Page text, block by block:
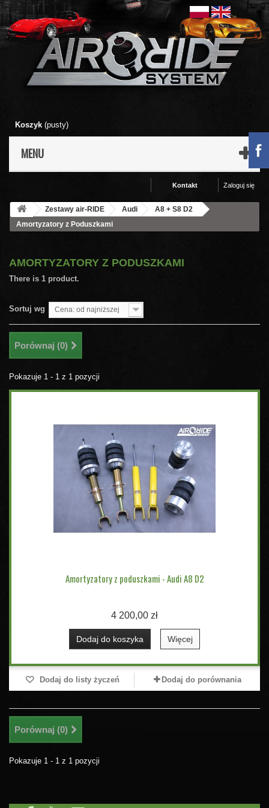
Koszyk (pusty)
MENU
Zaloguj się
Kontakt
Zestawy air-RIDE Audi
A8 + S8 D2
Amortyzatory z Poduszkami
AMORTYZATORY Z PODUSZKAMI
There is 1 product.
Sortuj wg Cena: od najniższej
Porównaj (0)
Pokazuje 1 - 1 z 1 pozycji
Amortyzatory z poduszkami - Audi A8 D2
4 200,00 zł
Dodaj do koszyka Więcej
Dodaj do listy życzeń Dodaj do porównania
Porównaj (0)
Pokazuje 1 - 1 z 1 pozycji